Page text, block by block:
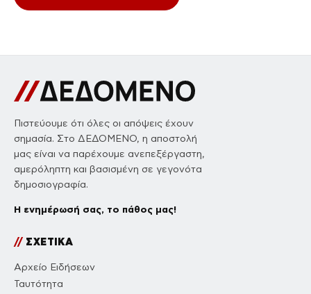
Πιστεύουμε ότι όλες οι απόψεις έχουν
σημασία. Στο ΔΕΔΟΜΕΝΟ, η αποστολή
μας είναι να παρέχουμε ανεπεξέργαστη,
αμερόληπτη και βασισμένη σε γεγονότα
δημοσιογραφία.
Η ενημέρωσή σας, το πάθος μας!
//ΣΧΕΤΙΚΑ
Αρχείο Ειδήσεων
Ταυτότητα